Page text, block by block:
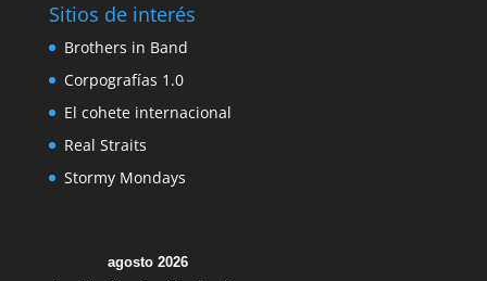
Sitios de interés
Brothers in Band
Corpografías 1.0
El cohete internacional
Real Straits
Stormy Mondays
agosto 2026